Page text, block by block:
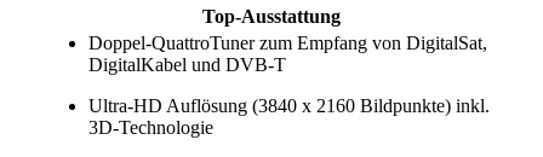
Top-Ausstattung
Doppel-QuattroTuner zum Empfang von DigitalSat,
DigitalKabel und DVB-T
Ultra-HD Auflösung (3840 x 2160 Bildpunkte) inkl.
3D-Technologie